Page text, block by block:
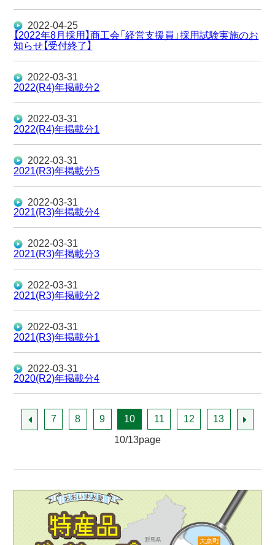
2022-04-25
【2022年8月採用】商工会「経営支援員」採用試験実施のお
知らせ【受付終了】
2022-03-31
2022(R4)年掲載分2
2022-03-31
2022(R4)年掲載分1
2022-03-31
2021(R3)年掲載分5
2022-03-31
2021(R3)年掲載分4
2022-03-31
2021(R3)年掲載分3
2022-03-31
2021(R3)年掲載分2
2022-03-31
2021(R3)年掲載分1
2022-03-31
2020(R2)年掲載分4
7 8 9 10 11 12
13
10/13page